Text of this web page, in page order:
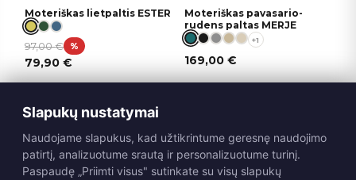
Moteriškas lietpaltis ESTER
97,00€ %
79,90€
Moteriškas pavasario-
rudens paltas MERJE
+1
169,00 €
Slapukų nustatymai
Naudojame slapukus, kad užtikrintume geresnę naudojimo
patirtį, analizuotume srautą ir personalizuotume turinį.
Paspaudę „Priimti visus" sutinkate su visų slapukų